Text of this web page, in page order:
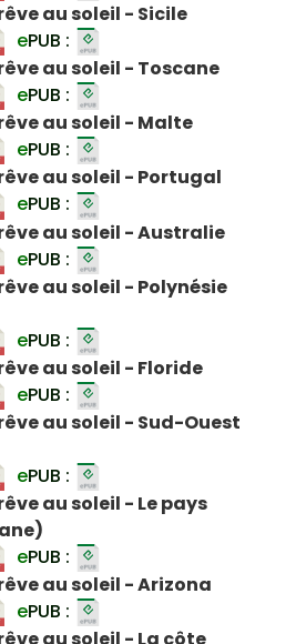
au soleil - Sicile
ePUB :
au soleil - Toscane
ePUB :
au soleil - Malte
ePUB :
au soleil - Portugal
ePUB :
au soleil - Australie
ePUB :
au soleil - Polynésie
ePUB :
au soleil - Floride
ePUB :
au soleil - Sud-Ouest
ePUB :
au soleil - Le pays
ePUB :
au soleil - Arizona
ePUB :